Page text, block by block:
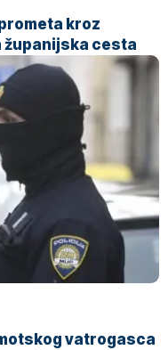
kroz
županijska cesta
vatrogasca